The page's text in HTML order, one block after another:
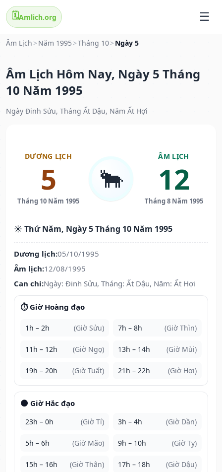
🗓️Amlich.org
Âm Lịch > Năm 1995 >Tháng 10> Ngày 5
Âm Lịch Hôm Nay, Ngày 5 Tháng
10 Năm 1995
Ngày Đinh Sửu, Tháng Ất Dậu, Năm Ất Hợi
DƯƠNG LỊCH
5
Tháng 10 Năm 1995
🐂
ÂM LỊCH
12
Tháng 8 Năm 1995
☀️ Thứ Năm, Ngày 5 Tháng 10 Năm 1995
Dương lịch:05/10/1995
Âm lịch:12/08/1995
Can chi:Ngày: Đinh Sửu, Tháng: Ất Dậu, Năm: Ất Hợi
⏱️ Giờ Hoàng đạo
1h – 2h (Giờ Sửu) 7h – 8h (Giờ Thìn)
11h – 12h (Giờ Ngọ) 13h – 14h (Giờ Mùi)
19h – 20h (Giờ Tuất) 21h – 22h (Giờ Hợi)
🌑 Giờ Hắc đạo
23h – 0h (Giờ Tí) 3h – 4h (Giờ Dần)
5h – 6h (Giờ Mão) 9h – 10h (Giờ Tỵ)
15h – 16h (Giờ Thân) 17h – 18h (Giờ Dậu)